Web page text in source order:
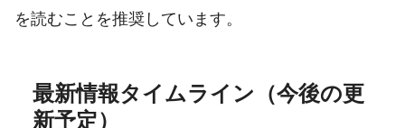
を読むことを推奨しています。
最新情報タイムライン（今後の更
新予定）